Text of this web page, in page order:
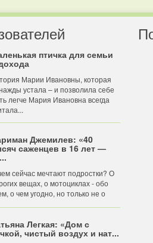
птичка для семьи
Марии Ивановны, которая
устала – и позволила себе
легче Мария Ивановна всегда
Джемилев: «40
саженцев в 16 лет —
сейчас мечтают подростки? О
вещах, о мотоциклах - обо
о чем угодно, но только не о
Легкая: «Дом с
чистый воздух и нат...